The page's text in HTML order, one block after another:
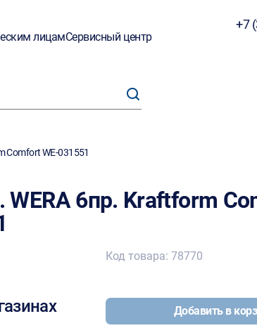
лицамСервисный центр
+7
Comfort WE-031551
WERA 6пр. Kraftform
Код товара: 78770
Добавить в